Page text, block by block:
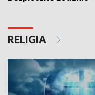
RELIGIA